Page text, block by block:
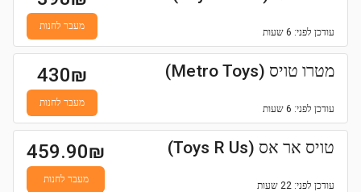
עודכן לפני: 6 שעות
מעבר לחנות
מטרו טויס (Metro Toys)
עודכן לפני: 6 שעות
430₪
מעבר לחנות
טויס אר אס (Toys R Us)
עודכן לפני: 22 שעות
459.90₪
מעבר לחנות